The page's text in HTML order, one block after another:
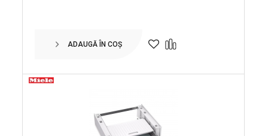
ADAUGĂ ÎN COȘ